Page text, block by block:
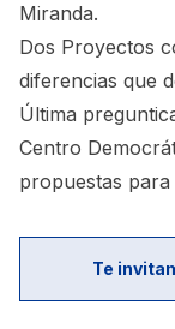
Miranda.
Dos Proyectos
diferencias que
Última
Centro
propuestas
Te